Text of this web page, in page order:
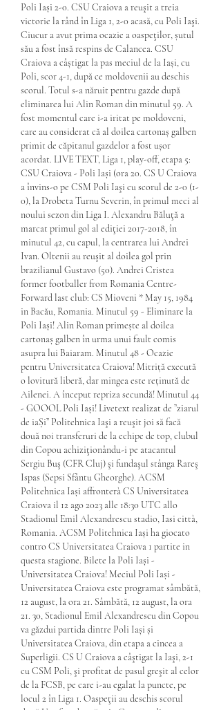
Poli Iași 2-0. CSU Craiova a reuşit a treia
victorie la rând în Liga 1, 2-0 acasă, cu Poli Iaşi.
Ciucur a avut prima ocazie a oaspeţilor, șutul
său a fost însă respins de Calancea. CSU
Craiova a câștigat la pas meciul de la Iași, cu
Poli, scor 4-1, după ce moldovenii au deschis
scorul. Totul s-a năruit pentru gazde după
eliminarea lui Alin Roman din minutul 59. A
fost momentul care i-a iritat pe moldoveni,
care au considerat că al doilea cartonaș galben
primit de căpitanul gazdelor a fost ușor
acordat. LIVE TEXT, Liga 1, play-off, etapa 5:
CSU Craiova - Poli Iași (ora 20. CS U Craiova
a învins-o pe CSM Poli Iaşi cu scorul de 2-0 (1-
0), la Drobeta Turnu Severin, în primul meci al
noului sezon din Liga I. Alexandru Băluţă a
marcat primul gol al ediţiei 2017-2018, în
minutul 42, cu capul, la centrarea lui Andrei
Ivan. Oltenii au reuşit al doilea gol prin
brazilianul Gustavo (50). Andrei Cristea
former footballer from Romania Centre-
Forward last club: CS Mioveni * May 15, 1984
in Bacău, Romania. Minutul 59 - Eliminare la
Poli Iași! Alin Roman primește al doilea
cartonaș galben în urma unui fault comis
asupra lui Baiaram. Minutul 48 - Ocazie
pentru Universitatea Craiova! Mitriță execută
o lovitură liberă, dar mingea este reținută de
Ailenei. A început repriza secundă! Minutul 44
- GOOOL Poli Iași! Livetext realizat de ”ziarul
de iaȘi” Politehnica Iaşi a reuşit joi să facă
două noi transferuri de la echipe de top, clubul
din Copou achiziţionându-i pe atacantul
Sergiu Buş (CFR Cluj) şi fundaşul stânga Rareş
Ispas (Sepsi Sfântu Gheorghe). ACSM
Politehnica Iași affronterà CS Universitatea
Craiova il 12 ago 2023 alle 18:30 UTC allo
Stadionul Emil Alexandrescu stadio, Iasi città,
Romania. ACSM Politehnica Iași ha giocato
contro CS Universitatea Craiova 1 partite in
questa stagione. Bilete la Poli Iași -
Universitatea Craiova! Meciul Poli Iași -
Universitatea Craiova este programat sâmbătă,
12 august, la ora 21. Sâmbătă, 12 august, la ora
21. 30, Stadionul Emil Alexandrescu din Copou
va găzdui partida dintre Poli Iași și
Universitatea Craiova, din etapa a cincea a
Superligii. CS U Craiova a câştigat la Iaşi, 2-1
cu CSM Poli, şi profitat de pasul greşit al celor
de la FCSB, pe care i-au egalat la puncte, pe
locul 2 în Liga 1. Oaspeţii au deschis scorul